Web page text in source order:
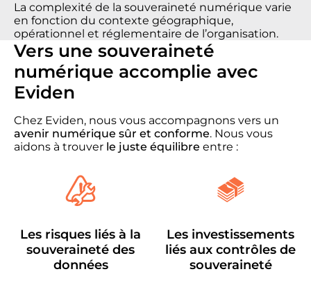
La complexité de la souveraineté numérique varie
en fonction du contexte géographique,
opérationnel et réglementaire de l’organisation.
Vers une souveraineté
numérique accomplie avec
Eviden
Chez Eviden, nous vous accompagnons vers un
avenir numérique sûr et conforme. Nous vous
aidons à trouver le juste équilibre entre :
Les risques liés à la
souveraineté des
données
Les investissements
liés aux contrôles de
souveraineté